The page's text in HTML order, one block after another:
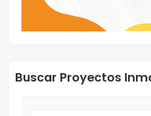
Buscar Proyectos